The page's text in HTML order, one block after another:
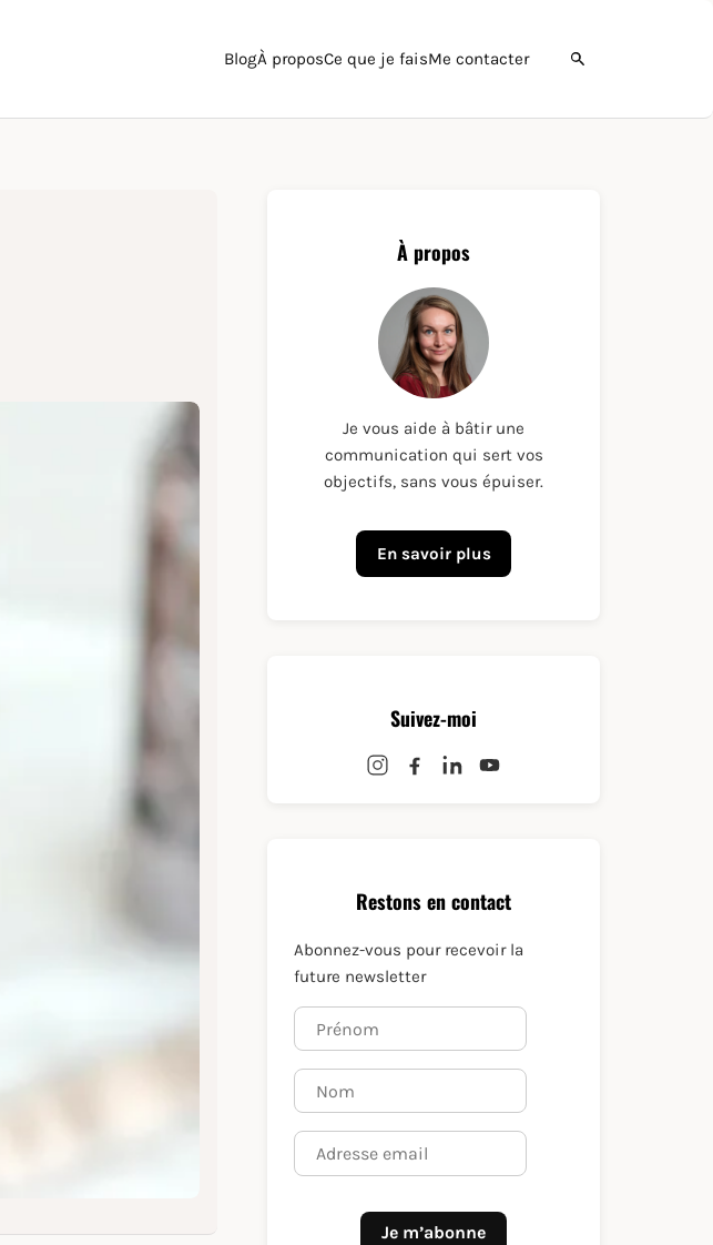
BlogÀ proposCe que je faisMe contacter Ouvrir la recherche
À propos
Je vous aide à bâtir une
communication qui sert vos
objectifs, sans vous épuiser.
En savoir plus
Suivez-moi
Restons en contact
Abonnez-vous pour recevoir la
future newsletter
Je m’abonne